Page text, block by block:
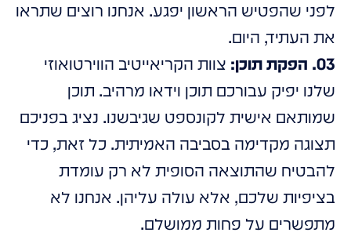
לפני שהפטיש הראשון יפגע. אנחנו רוצים שתראו
את העתיד, היום.
03. הפקת תוכן:
צוות הקריאייטיב הווירטואוזי
שלנו יפיק עבורכם תוכן וידאו מרהיב. תוכן
שמותאם אישית לקונספט שגיבשנו. נציג בפניכם
תצוגה מקדימה בסביבה האמיתית. כל זאת, כדי
להבטיח שהתוצאה הסופית לא רק עומדת
בציפיות שלכם, אלא עולה עליהן. אנחנו לא
מתפשרים על פחות ממושלם.